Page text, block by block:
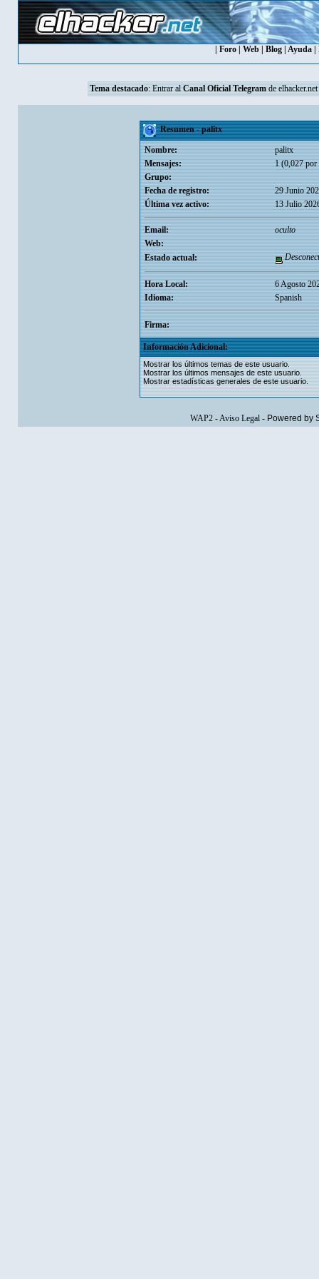
Foro| Web| Blog| Ayuda|
Tema destacado: Entrar al Canal Oficial Telegramde elhacker.net
Resumen - palitx
Nombre:
palitx
Mensajes:
1 (0,027 por
Grupo:
Fecha de registro:
29 Junio
Última vez activo:
13 Julio
Email:
oculto
Web:
Estado actual:
Hora Local:
6 Agosto
Idioma:
Spanish
Firma:
Información Adicional:
Mostrar los últimos temas de este usuario.
Mostrar los últimos mensajes de este usuario.
Mostrar estadísticas generales de este usuario.
WAP2-Aviso Legal- Powered by